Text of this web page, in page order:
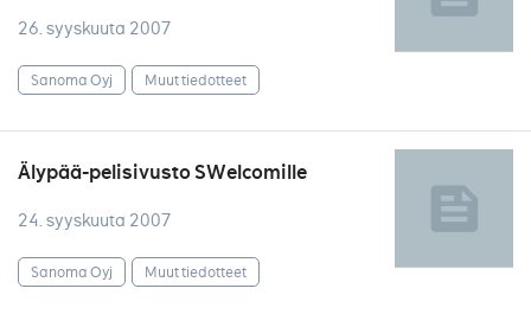
26. syyskuuta 2007
Sanoma Oyj Muut tiedotteet
Älypää-pelisivusto SWelcomille
24. syyskuuta 2007
Sanoma Oyj Muut tiedotteet